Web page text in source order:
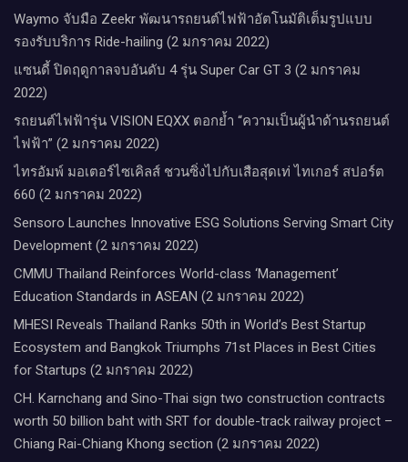
Waymo จับมือ Zeekr พัฒนารถยนต์ไฟฟ้าอัตโนมัติเต็มรูปแบบ
รองรับบริการ Ride-hailing (2 มกราคม 2022)
แซนดี้ ปิดฤดูกาลจบอันดับ 4 รุ่น Super Car GT 3 (2 มกราคม
2022)
รถยนต์ไฟฟ้ารุ่น VISION EQXX ตอกย้ำ “ความเป็นผู้นำด้านรถยนต์
ไฟฟ้า” (2 มกราคม 2022)
ไทรอัมพ์ มอเตอร์ไซเคิลส์ ชวนซิ่งไปกับเสือสุดเท่ ไทเกอร์ สปอร์ต
660 (2 มกราคม 2022)
Sensoro Launches Innovative ESG Solutions Serving Smart City
Development (2 มกราคม 2022)
CMMU Thailand Reinforces World-class ‘Management’
Education Standards in ASEAN (2 มกราคม 2022)
MHESI Reveals Thailand Ranks 50th in World’s Best Startup
Ecosystem and Bangkok Triumphs 71st Places in Best Cities
for Startups (2 มกราคม 2022)
CH. Karnchang and Sino-Thai sign two construction contracts
worth 50 billion baht with SRT for double-track railway project –
Chiang Rai-Chiang Khong section (2 มกราคม 2022)